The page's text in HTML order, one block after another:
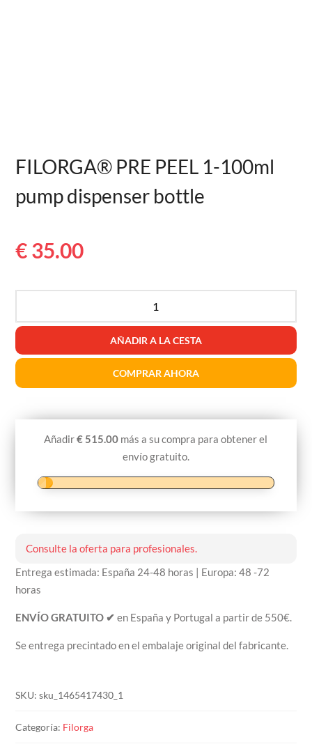
FILORGA® PRE PEEL 1-100ml
pump dispenser bottle
€35.00
PEEL
1-
100ml
botella
cantidad
AÑADIR A LA CESTA
COMPRAR AHORA
Añadir€515.00 más a su compra para obtener el
envío gratuito.
Consulte la oferta para profesionales.
Entrega estimada: España 24-48 horas | Europa: 48 -72
horas
ENVÍO GRATUITO ✔ en España y Portugal a partir de 550€.
Se entrega precintado en el embalaje original del fabricante.
SKU:sku_1465417430_1
Categoría: Filorga